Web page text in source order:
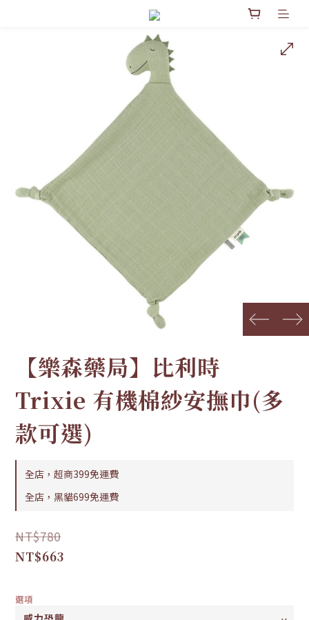
prev next
【樂森藥局】比利時
Trixie 有機棉紗安撫巾(多
款可選)
全店，超商399免運費
全店，黑貓699免運費
NT$780
NT$663
選項